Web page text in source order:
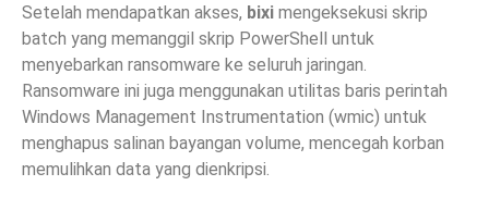
Setelah mendapatkan akses, bixi mengeksekusi skrip
batch yang memanggil skrip PowerShell untuk
menyebarkan ransomware ke seluruh jaringan.
Ransomware ini juga menggunakan utilitas baris perintah
Windows Management Instrumentation (wmic) untuk
menghapus salinan bayangan volume, mencegah korban
memulihkan data yang dienkripsi.